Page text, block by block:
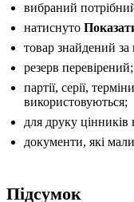
вибраний
натиснуто
товар знайдений
резерв перевірений;
партії, серії,
використовуються;
для друку
документи, які
Підсумок